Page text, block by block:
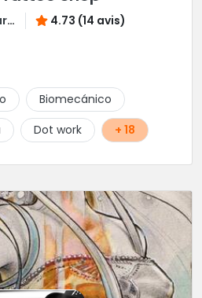
4.73 (14 avis)
Biomecánico
Dot work + 18